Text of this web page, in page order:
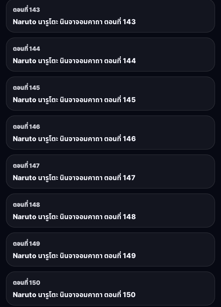
ตอนที่ 143
Naruto นารูโตะ นินจาจอมคาถา ตอนที่ 143
ตอนที่ 144
Naruto นารูโตะ นินจาจอมคาถา ตอนที่ 144
ตอนที่ 145
Naruto นารูโตะ นินจาจอมคาถา ตอนที่ 145
ตอนที่ 146
Naruto นารูโตะ นินจาจอมคาถา ตอนที่ 146
ตอนที่ 147
Naruto นารูโตะ นินจาจอมคาถา ตอนที่ 147
ตอนที่ 148
Naruto นารูโตะ นินจาจอมคาถา ตอนที่ 148
ตอนที่ 149
Naruto นารูโตะ นินจาจอมคาถา ตอนที่ 149
ตอนที่ 150
Naruto นารูโตะ นินจาจอมคาถา ตอนที่ 150